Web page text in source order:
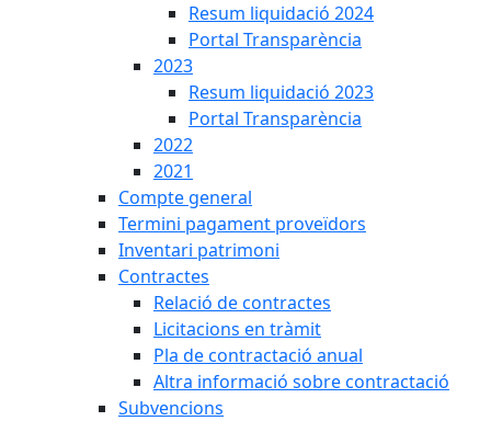
Resum liquidació 2024
Portal Transparència
2023
Resum liquidació 2023
Portal Transparència
2022
2021
Compte general
Termini pagament proveïdors
Inventari patrimoni
Contractes
Relació de contractes
Licitacions en tràmit
Pla de contractació anual
Altra informació sobre contractació
Subvencions